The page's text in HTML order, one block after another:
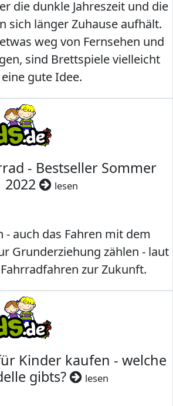
die dunkle Jahreszeit und die
sich länger Zuhause aufhält.
weg von Fernsehen und
sind Brettspiele vielleicht
eine gute Idee.
- Bestseller Sommer
2022
lesen
- auch das Fahren mit dem
Grunderziehung zählen - laut
zur Zukunft.
Kinder kaufen - welche
gibts?
lesen